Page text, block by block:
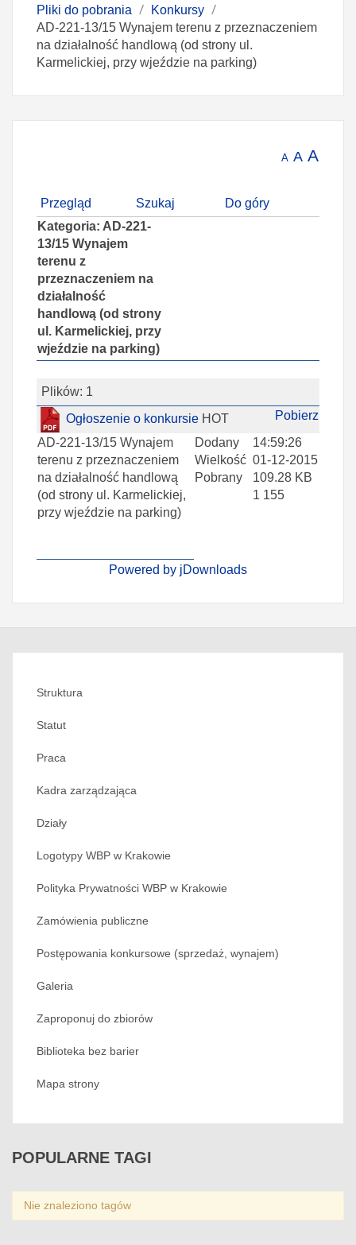
Pliki do pobrania
Konkursy
AD-221-13/15 Wynajem terenu z przeznaczeniem
na działalność handlową (od strony ul.
Karmelickiej, przy wjeździe na parking)
A A A
Przegląd Szukaj
Do góry
Kategoria: AD-221-
13/15 Wynajem
terenu z
przeznaczeniem na
działalność
handlową (od strony
ul. Karmelickiej, przy
wjeździe na parking)
Plików: 1
Ogłoszenie o konkursie HOT
Pobierz
AD-221-13/15 Wynajem
terenu z przeznaczeniem
na działalność handlową
(od strony ul. Karmelickiej,
przy wjeździe na parking)
Dodany
Wielkość
Pobrany
14:59:26
01-12-2015
109.28 KB
1 155
Powered by jDownloads
Struktura
Statut
Praca
Kadra zarządzająca
Działy
Logotypy WBP w Krakowie
Polityka Prywatności WBP w Krakowie
Zamówienia publiczne
Postępowania konkursowe (sprzedaż, wynajem)
Galeria
Zaproponuj do zbiorów
Biblioteka bez barier
Mapa strony
POPULARNE TAGI
Nie znaleziono tagów